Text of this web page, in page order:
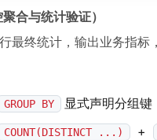
合与统计验证）
最终统计，输出业务指标
GROUP BY
显式声明分组
COUNT(DISTINCT ...)
+